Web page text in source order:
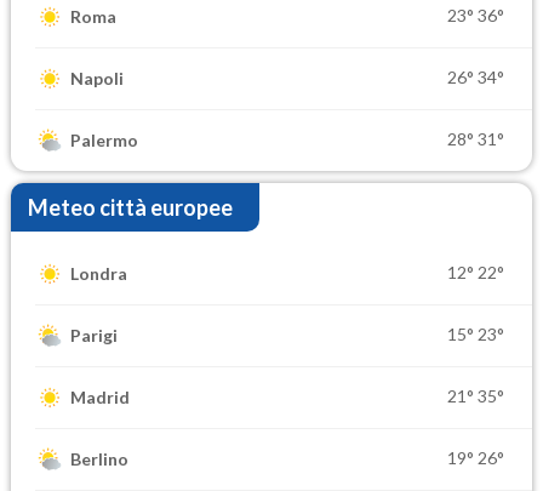
Roma 23° 36°
Napoli 26° 34°
Palermo 28° 31°
Meteo città europee
Londra 12° 22°
Parigi 15° 23°
Madrid 21° 35°
Berlino 19° 26°